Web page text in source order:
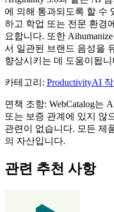
에 의해 통과되도록 할 수
하고 학업 또는 전문 환경
요합니다. 또한
서 일관된 브랜드 음성을
향상시키는 데 도움이됩니
카테고리 : ProductivityAI
면책 조항: WebCatalog는
또는 보증 관계에 있지 않
관련이 없습니다. 모든 제
의 자산입니다.
관련 추천 사항